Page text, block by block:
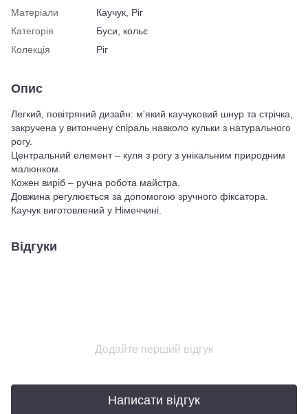
Матеріали
Каучук, Ріг
Категорія
Буси, кольє
Колекція
Ріг
Опис
Легкий, повітряний дизайн: м'який каучуковий шнур та стрічка,
закручена у витончену спіраль навколо кульки з натурального
рогу.
Центральний елемент – куля з рогу з унікальним природним
малюнком.
Кожен виріб – ручна робота майстра.
Довжина регулюється за допомогою зручного фіксатора.
Каучук виготовлений у Німеччині.
Відгуки
Додайте перший відгук
Написати відгук